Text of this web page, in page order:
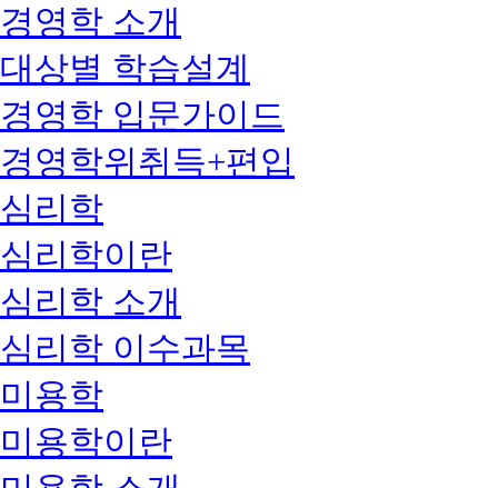
경영학 소개
대상별 학습설계
경영학 입문가이드
경영학위취득+편입
심리학
심리학이란
심리학 소개
심리학 이수과목
미용학
미용학이란